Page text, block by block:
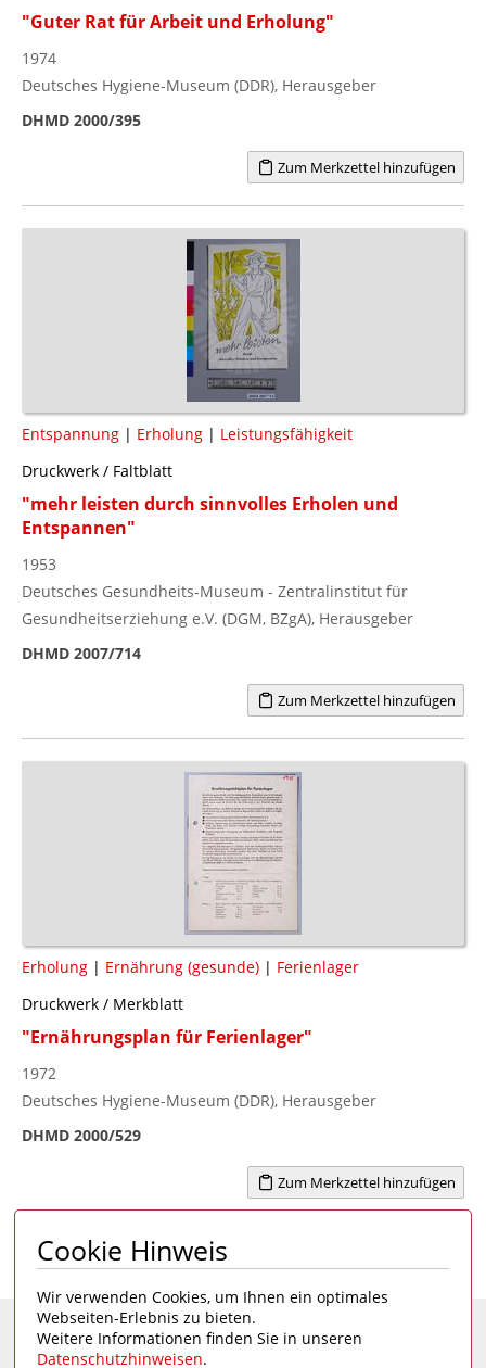
"Guter Rat für Arbeit und Erholung"
1974
Deutsches Hygiene-Museum (DDR), Herausgeber
DHMD 2000/395
Zum Merkzettel hinzufügen
Entspannung | Erholung | Leistungsfähigkeit
Druckwerk / Faltblatt
"mehr leisten durch sinnvolles Erholen und
Entspannen"
1953
Deutsches Gesundheits-Museum - Zentralinstitut für
Gesundheitserziehung e.V. (DGM, BZgA), Herausgeber
DHMD 2007/714
Zum Merkzettel hinzufügen
Erholung | Ernährung (gesunde) | Ferienlager
Druckwerk / Merkblatt
"Ernährungsplan für Ferienlager"
1972
Deutsches Hygiene-Museum (DDR), Herausgeber
DHMD 2000/529
Zum Merkzettel hinzufügen
Seite 1 von 4 1 2 3 4 >
Eine Seite desDeutschen Hygiene-Museums
Cookie Hinweis
Wir verwenden Cookies, um Ihnen ein optimales
Webseiten-Erlebnis zu bieten.
Weitere Informationen finden Sie in unseren
Datenschutzhinweisen.